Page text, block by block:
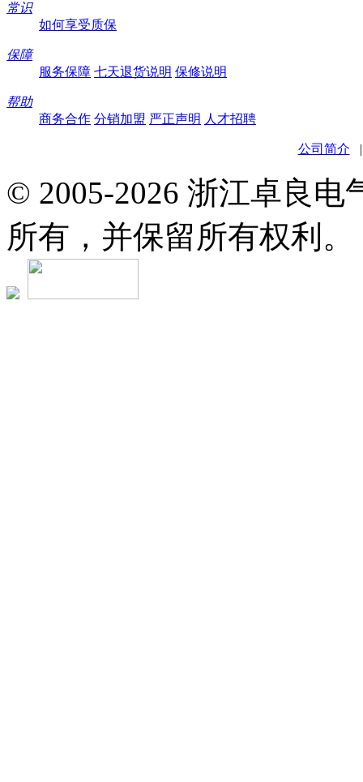
常识
如何享受质保
保障
服务保障 七天退货说明 保修说明
帮助
商务合作 分销加盟 严正声明 人才招聘
公司简介
© 2005-2026 浙江卓良
所有，并保留所有权利。